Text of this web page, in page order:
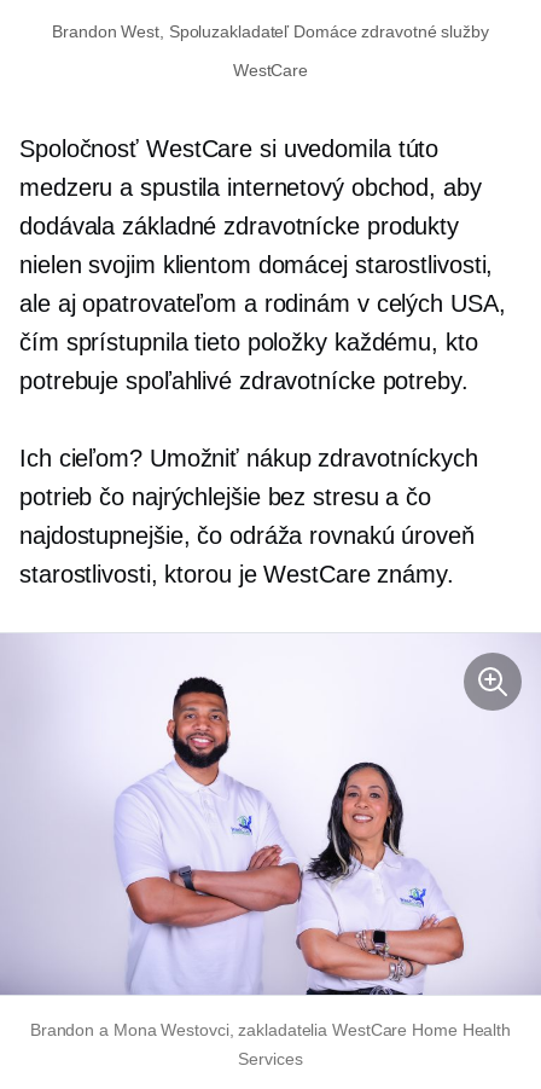
Brandon West, SpoluzakladateľDomáce zdravotné služby
WestCare
Spoločnosť WestCare si uvedomila túto
medzeru a spustila internetový obchod, aby
dodávala základné zdravotnícke produkty
nielen svojim klientom domácej starostlivosti,
ale aj opatrovateľom a rodinám v celých USA,
čím sprístupnila tieto položky každému, kto
potrebuje spoľahlivé zdravotnícke potreby.
Ich cieľom? Umožniť nákup zdravotníckych
potrieb čo najrýchlejšie bez stresu a čo
najdostupnejšie, čo odráža rovnakú úroveň
starostlivosti, ktorou je WestCare známy.
Brandon a Mona Westovci, zakladatelia WestCare Home Health
Services